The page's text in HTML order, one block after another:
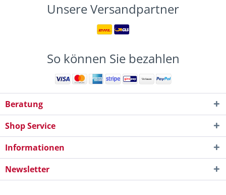
Unsere Versandpartner
So können Sie bezahlen
Beratung
Shop Service
Informationen
Newsletter